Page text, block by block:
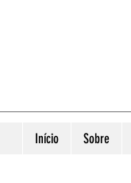
Início Sobre